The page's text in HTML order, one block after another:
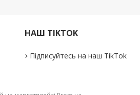
НАШ TIKTOK
Підписуйтесь на наш TikTok